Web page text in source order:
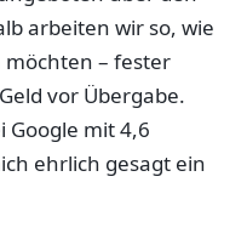
arbeiten wir so, wie
– fester
vor Übergabe.
Google mit 4,6
ehrlich gesagt ein